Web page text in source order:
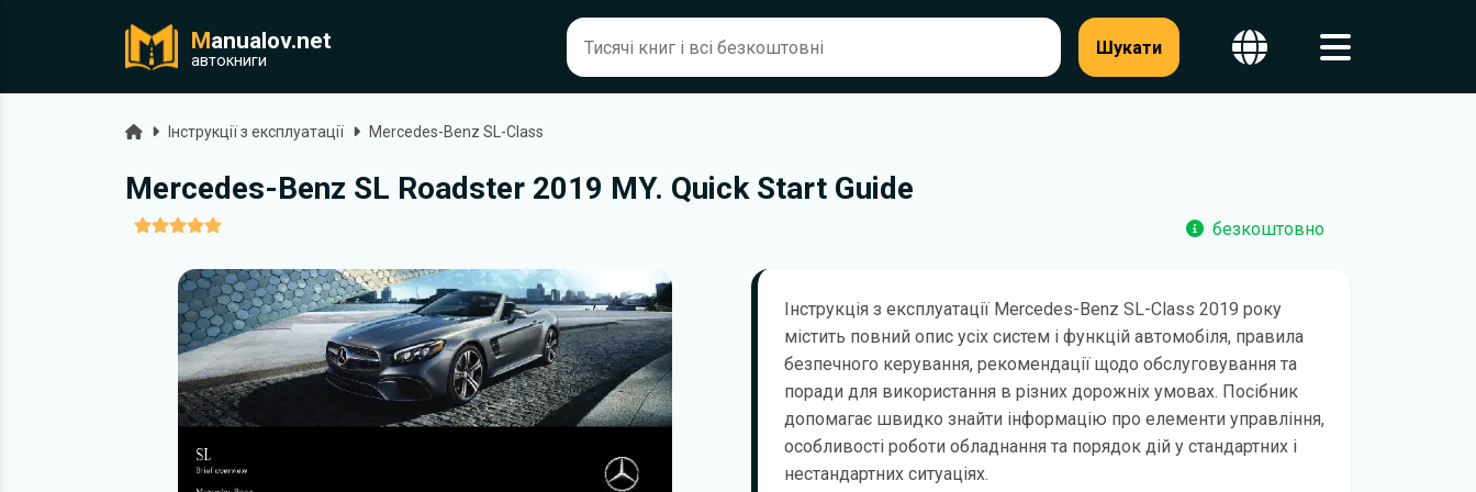
Manualov.net
автокниги
Шукати
ГоловнаІнструкції з експлуатації Mercedes-Benz SL-Class
Mercedes-Benz SL Roadster 2019 MY. Quick Start Guide
безкоштовно
Інструкція з експлуатації Mercedes-Benz SL-Class 2019 року
містить повний опис усіх систем і функцій автомобіля, правила
безпечного керування, рекомендації щодо обслуговування та
поради для використання в різних дорожніх умовах. Посібник
допомагає швидко знайти інформацію про елементи управління,
особливості роботи обладнання та порядок дій у стандартних і
нестандартних ситуаціях.